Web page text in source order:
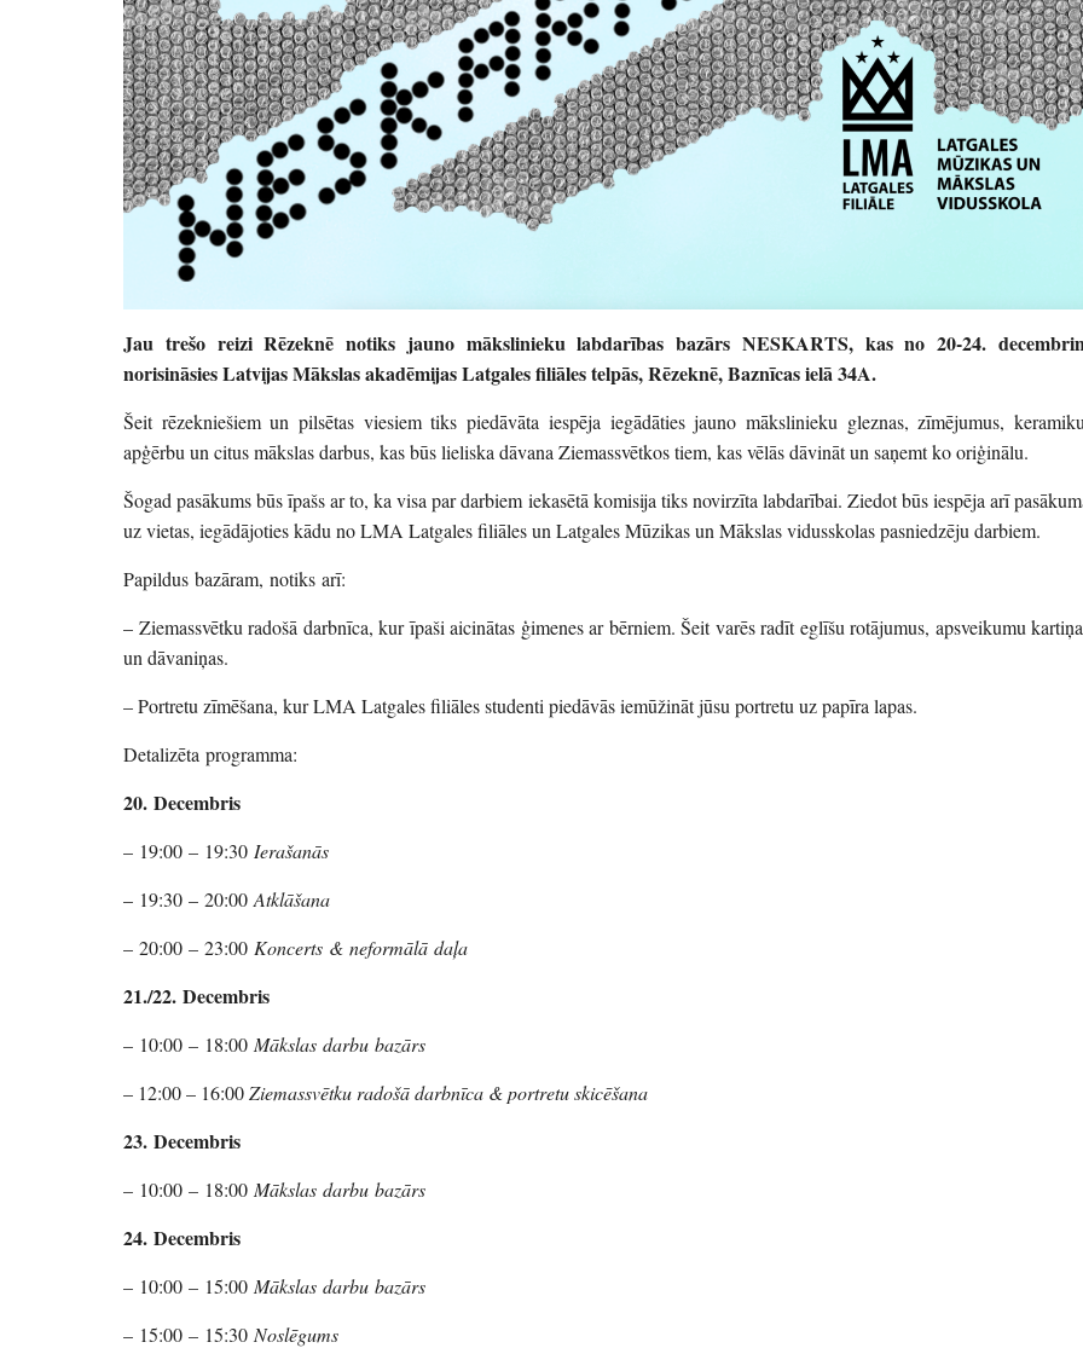
Jau trešo reizi Rēzeknē notiks jauno mākslinieku labdarības bazārs NESKARTS, kas no 20-24.
norisināsies Latvijas Mākslas akadēmijas Latgales filiāles telpās, Rēzeknē, Baznīcas ielā 34A.
Šeit rēzekniešiem un pilsētas viesiem tiks piedāvāta iespēja iegādāties jauno mākslinieku gleznas, zīmējumus,
apģērbu un citus mākslas darbus, kas būs lieliska dāvana Ziemassvētkos tiem, kas vēlās dāvināt un saņemt ko oriģinālu.
Šogad pasākums būs īpašs ar to, ka visa par darbiem iekasētā komisija tiks novirzīta labdarībai. Ziedot būs iespēja arī
uz vietas, iegādājoties kādu no LMA Latgales filiāles un Latgales Mūzikas un Mākslas vidusskolas pasniedzēju darbiem.
Papildus bazāram, notiks arī:
– Ziemassvētku radošā darbnīca, kur īpaši aicinātas ģimenes ar bērniem. Šeit varēs radīt eglīšu rotājumus, apsveikumu
un dāvaniņas.
– Portretu zīmēšana, kur LMA Latgales filiāles studenti piedāvās iemūžināt jūsu portretu uz papīra lapas.
Detalizēta programma:
20. Decembris
– 19:00 – 19:30 Ierašanās
– 19:30 – 20:00 Atklāšana
– 20:00 – 23:00 Koncerts & neformālā daļa
21./22. Decembris
– 10:00 – 18:00 Mākslas darbu bazārs
– 12:00 – 16:00Ziemassvētku radošā darbnīca & portretu skicēšana
23. Decembris
– 10:00 – 18:00 Mākslas darbu bazārs
24. Decembris
– 10:00 – 15:00 Mākslas darbu bazārs
– 15:00 – 15:30 Noslēgums